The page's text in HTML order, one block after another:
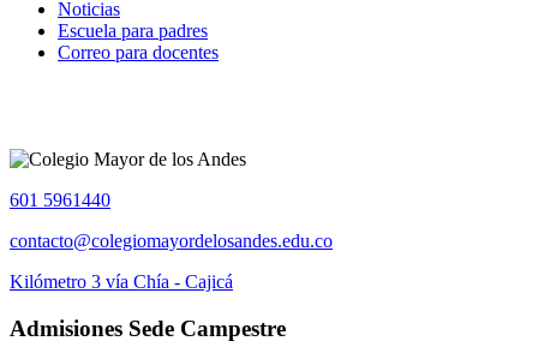
Noticias
Escuela para padres
Correo para docentes
601 5961440
contacto@colegiomayordelosandes.edu.co
Kilómetro 3 vía Chía - Cajicá
Admisiones Sede Campestre